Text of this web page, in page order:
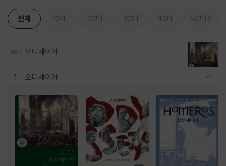
전체 10대 20대 30대 40대 50대
HOT 오디세이아
1 오디세이아